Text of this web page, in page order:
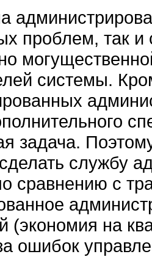
проблем, так
системы.
задача.
службу
сравнению с
(экономия на
ошибок